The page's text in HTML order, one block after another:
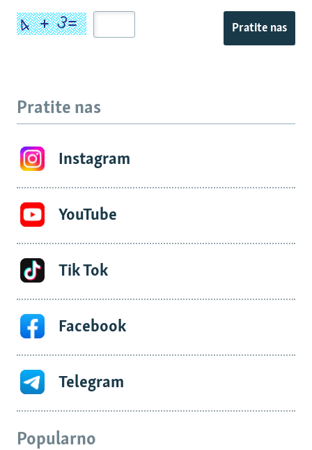
Pratite nas
Pratite nas
Instagram
YouTube
Tik Tok
Facebook
Telegram
Popularno